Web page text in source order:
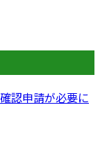
認申請が必要に